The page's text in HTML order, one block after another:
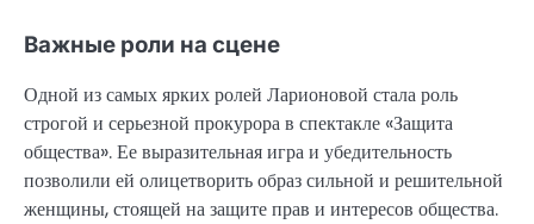
Важные роли на сцене
Одной из самых ярких ролей Ларионовой стала роль
строгой и серьезной прокурора в спектакле «Защита
общества». Ее выразительная игра и убедительность
позволили ей олицетворить образ сильной и решительной
женщины, стоящей на защите прав и интересов общества.